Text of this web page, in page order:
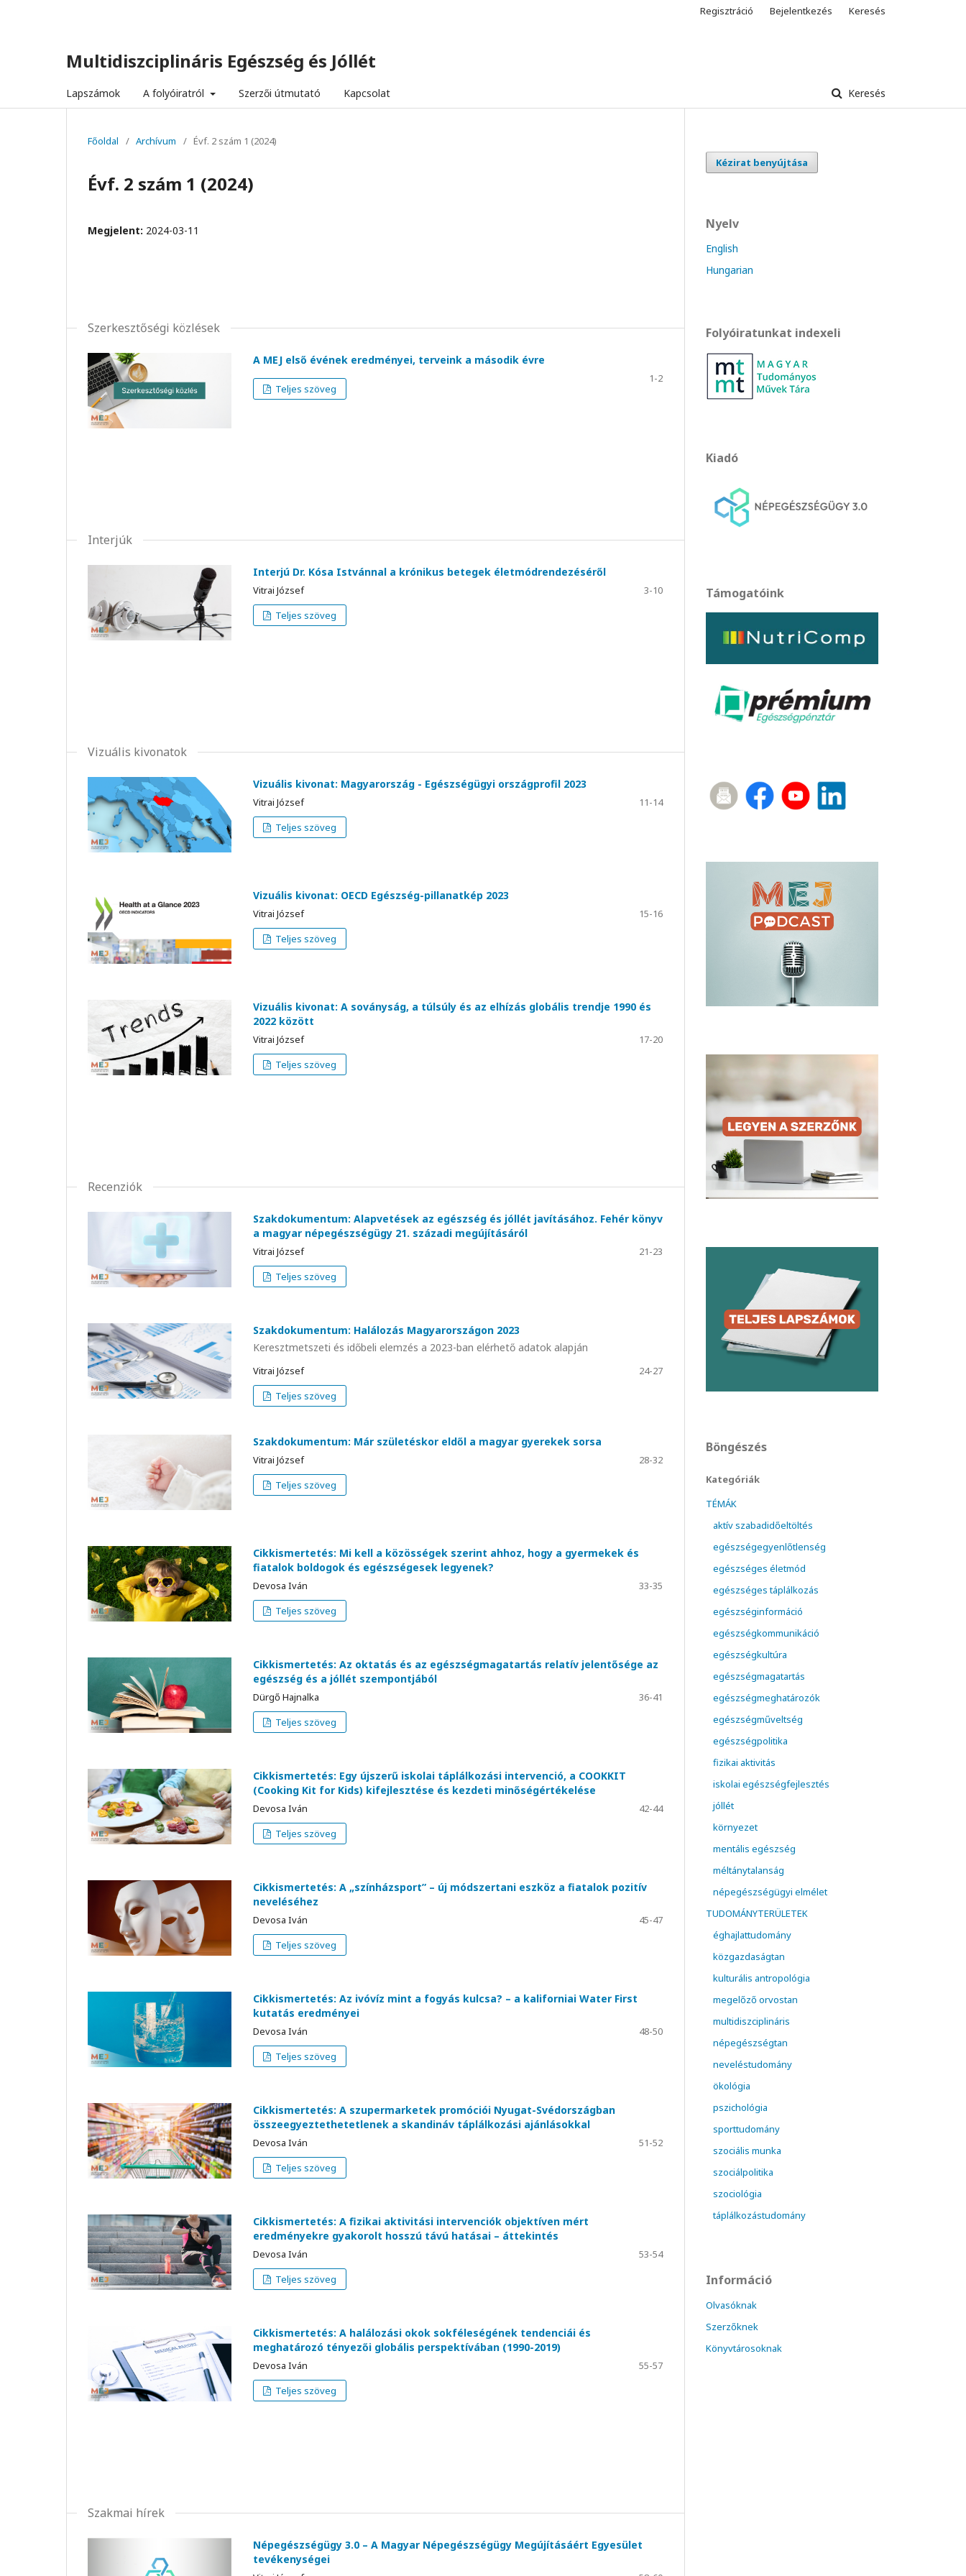
Multidiszciplináris Egészség és Jóllét
Lapszámok A folyóiratról Szerzői útmutató Kapcsolat Keresés
Regisztráció Bejelentkezés Keresés
Főoldal / Archívum / Évf. 2 szám 1 (2024)
Évf. 2 szám 1 (2024)
Megjelent: 2024-03-11
Szerkesztőségi közlések
A MEJ első évének eredményei, terveink a második évre
1-2
Teljes szöveg
Interjúk
Interjú Dr. Kósa Istvánnal a krónikus betegek életmódrendezéséről
Vitrai József
3-10
Teljes szöveg
Vizuális kivonatok
Vizuális kivonat: Magyarország - Egészségügyi országprofil 2023
Vitrai József
11-14
Teljes szöveg
Vizuális kivonat: OECD Egészség-pillanatkép 2023
Vitrai József
15-16
Teljes szöveg
Vizuális kivonat: A soványság, a túlsúly és az elhízás globális trendje 1990 és
2022 között
Vitrai József
17-20
Teljes szöveg
Recenziók
Szakdokumentum: Alapvetések az egészség és jóllét javításához. Fehér könyv
a magyar népegészségügy 21. századi megújításáról
Vitrai József
21-23
Teljes szöveg
Szakdokumentum: Halálozás Magyarországon 2023
Keresztmetszeti és időbeli elemzés a 2023-ban elérhető adatok alapján
Vitrai József
24-27
Teljes szöveg
Szakdokumentum: Már születéskor eldől a magyar gyerekek sorsa
Vitrai József
28-32
Teljes szöveg
Cikkismertetés: Mi kell a közösségek szerint ahhoz, hogy a gyermekek és
fiatalok boldogok és egészségesek legyenek?
Devosa Iván
33-35
Teljes szöveg
Cikkismertetés: Az oktatás és az egészségmagatartás relatív jelentősége az
egészség és a jóllét szempontjából
Dürgő Hajnalka
36-41
Teljes szöveg
Cikkismertetés: Egy újszerű iskolai táplálkozási intervenció, a COOKKIT
(Cooking Kit for Kids) kifejlesztése és kezdeti minőségértékelése
Devosa Iván
42-44
Teljes szöveg
Cikkismertetés: A „színházsport” – új módszertani eszköz a fiatalok pozitív
neveléséhez
Devosa Iván
45-47
Teljes szöveg
Cikkismertetés: Az ivóvíz mint a fogyás kulcsa? – a kaliforniai Water First
kutatás eredményei
Devosa Iván
48-50
Teljes szöveg
Cikkismertetés: A szupermarketek promóciói Nyugat-Svédországban
összeegyeztethetetlenek a skandináv táplálkozási ajánlásokkal
Devosa Iván
51-52
Teljes szöveg
Cikkismertetés: A fizikai aktivitási intervenciók objektíven mért
eredményekre gyakorolt hosszú távú hatásai – áttekintés
Devosa Iván
53-54
Teljes szöveg
Cikkismertetés: A halálozási okok sokféleségének tendenciái és
meghatározó tényezői globális perspektívában (1990-2019)
Devosa Iván
55-57
Teljes szöveg
Szakmai hírek
Népegészségügy 3.0 – A Magyar Népegészségügy Megújításáért Egyesület
tevékenységei
Kézirat benyújtása
Nyelv
English
Hungarian
Folyóiratunkat indexeli
Kiadó
Támogatóink
Böngészés
Kategóriák
TÉMÁK
aktív szabadidőeltöltés
egészségegyenlőtlenség
egészséges életmód
egészséges táplálkozás
egészséginformáció
egészségkommunikáció
egészségkultúra
egészségmagatartás
egészségmeghatározók
egészségműveltség
egészségpolitika
fizikai aktivitás
iskolai egészségfejlesztés
jóllét
környezet
mentális egészség
méltánytalanság
népegészségügyi elmélet
TUDOMÁNYTERÜLETEK
éghajlattudomány
közgazdaságtan
kulturális antropológia
megelőző orvostan
multidiszciplináris
népegészségtan
neveléstudomány
ökológia
pszichológia
sporttudomány
szociális munka
szociálpolitika
szociológia
táplálkozástudomány
Információ
Olvasóknak
Szerzőknek
Könyvtárosoknak